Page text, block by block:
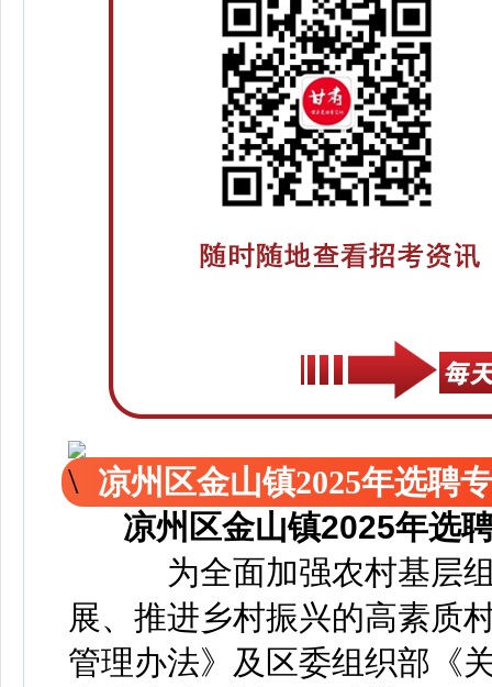
凉州区金山镇2025年选聘
凉州区金山镇2025年选
为全面加强农村基层组
展、推进乡村振兴的高素质
管理办法》及区委组织部《